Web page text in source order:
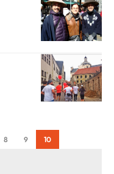
8 9 10